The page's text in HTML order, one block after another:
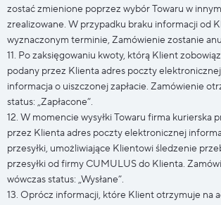
zostać zmienione poprzez wybór Towaru w
zrealizowane. W przypadku braku informacji od
wyznaczonym terminie, Zamówienie zostanie
11. Po zaksięgowaniu kwoty, którą Klient
podany przez Klienta adres poczty elektronicznej
informacja o uiszczonej zapłacie. Zamówienie
status: „Zapłacone”.
12. W momencie wysyłki Towaru firma kurierska
przez Klienta adres poczty elektronicznej
przesyłki, umożliwiające Klientowi śledzenie
przesyłki od firmy CUMULUS do Klienta.
wówczas status: „Wysłane”.
13. Oprócz informacji, które Klient otrzymuje na